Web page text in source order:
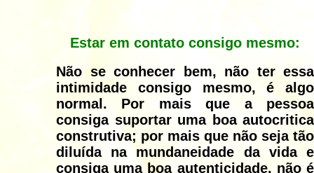
Estar em contato consigo mesmo:
Não se conhecer bem, não ter essa
intimidade consigo mesmo, é algo
normal. Por mais que a pessoa
consiga suportar uma boa autocritica
construtiva; por mais que não seja tão
diluída na mundaneidade da vida e
consiga uma boa autenticidade, não é